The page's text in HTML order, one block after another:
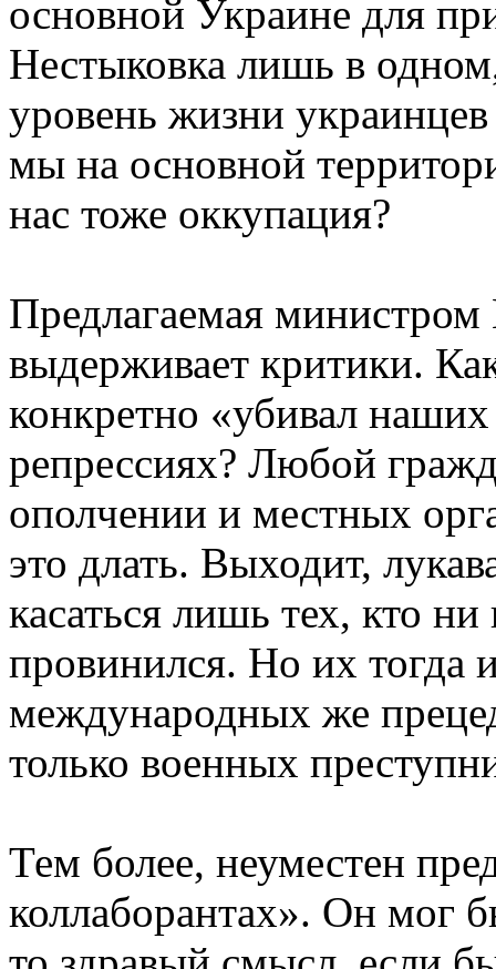
основной Украине для
Нестыковка лишь в
уровень жизни
мы на основной
нас тоже оккупация?
Предлагаемая
выдерживает критики.
конкретно «убивал наших
репрессиях? Любой
ополчении и местных
это длать. Выходит,
касаться лишь тех, кто
провинился. Но их тогда
международных же
только военных
Тем более, неуместен
коллаборантах». Он мог